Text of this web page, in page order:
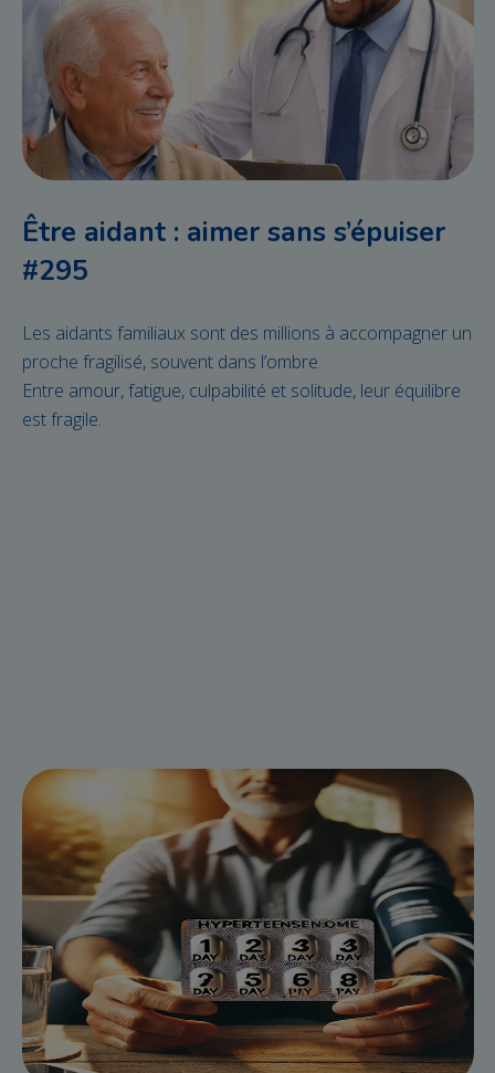
Être aidant : aimer sans s’épuiser
#295
Les aidants familiaux sont des millions à accompagner un
proche fragilisé, souvent dans l’ombre.
Entre amour, fatigue, culpabilité et solitude, leur équilibre
est fragile.